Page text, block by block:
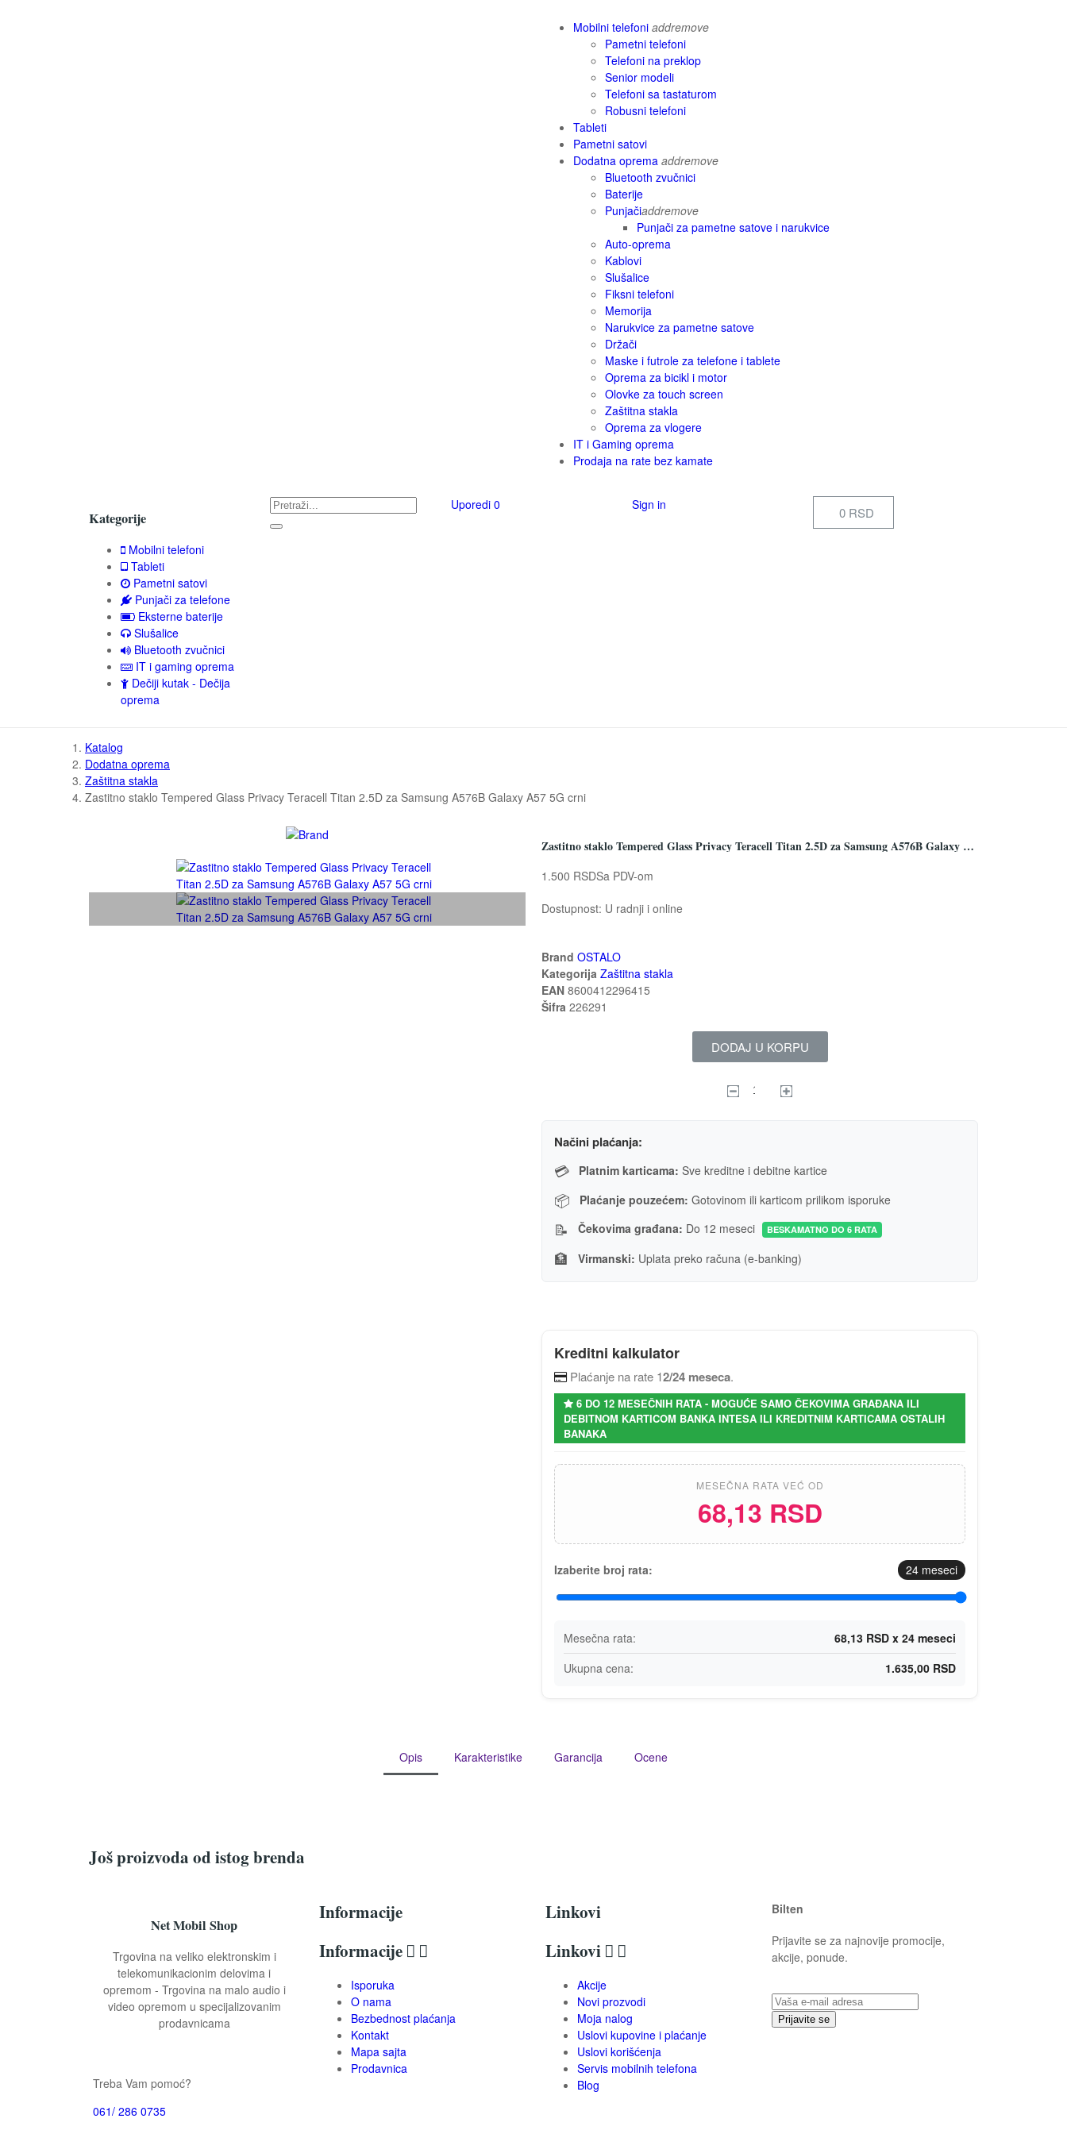
Mobilni telefoni addremove
Pametni telefoni
Telefoni na preklop
Senior modeli
Telefoni sa tastaturom
Robusni telefoni
Tableti
Pametni satovi
Dodatna oprema addremove
Bluetooth zvučnici
Baterije
Punjačiaddremove
Punjači za pametne satove i narukvice
Auto-oprema
Kablovi
Slušalice
Fiksni telefoni
Memorija
Narukvice za pametne satove
Držači
Maske i futrole za telefone i tablete
Oprema za bicikl i motor
Olovke za touch screen
Zaštitna stakla
Oprema za vlogere
IT i Gaming oprema
Prodaja na rate bez kamate
Kategorije
Mobilni telefoni
Tableti
Pametni satovi
Punjači za telefone
Eksterne baterije
Slušalice
Bluetooth zvučnici
IT i gaming oprema
Dečiji kutak - Dečija
oprema
Uporedi 0 Sign in 0 RSD
Katalog
Dodatna oprema
Zaštitna stakla
Zastitno staklo Tempered Glass Privacy Teracell Titan 2.5D za Samsung A576B Galaxy A57 5G crni
Zastitno staklo Tempered Glass Privacy Teracell Titan 2.5D za Samsung A576B Galaxy A57 5G crni
1.500 RSDSa PDV-om
Dostupnost: U radnji i online
Brand OSTALO
Kategorija Zaštitna stakla
EAN 8600412296415
Šifra 226291
DODAJ U KORPU
Načini plaćanja:
💳 Platnim karticama: Sve kreditne i debitne kartice
📦 Plaćanje pouzećem: Gotovinom ili karticom prilikom isporuke
📝 Čekovima građana: Do 12 meseci BESKAMATNO DO 6 RATA
🏦 Virmanski: Uplata preko računa (e-banking)
Kreditni kalkulator
Plaćanje na rate 12/24 meseca.
6 DO 12 MESEČNIH RATA - MOGUĆE SAMO ČEKOVIMA GRAĐANA ILI
DEBITNOM KARTICOM BANKA INTESA ILI KREDITNIM KARTICAMA OSTALIH
BANAKA
MESEČNA RATA VEĆ OD
68,13 RSD
Izaberite broj rata: 24 meseci
Mesečna rata:
68,13 RSD x 24 meseci
Ukupna cena:
1.635,00 RSD
Opis Karakteristike Garancija Ocene
Još proizvoda od istog brenda
Net Mobil Shop
Trgovina na veliko elektronskim i
telekomunikacionim delovima i
opremom - Trgovina na malo audio i
video opremom u specijalizovanim
prodavnicama
Treba Vam pomoć?
061/ 286 0735
Informacije
Informacije  
Isporuka
O nama
Bezbednost plaćanja
Kontakt
Mapa sajta
Prodavnica
Linkovi
Linkovi  
Akcije
Novi prozvodi
Moja nalog
Uslovi kupovine i plaćanje
Uslovi korišćenja
Servis mobilnih telefona
Blog
Bilten
Prijavite se za najnovije promocije,
akcije, ponude.
Prijavite se